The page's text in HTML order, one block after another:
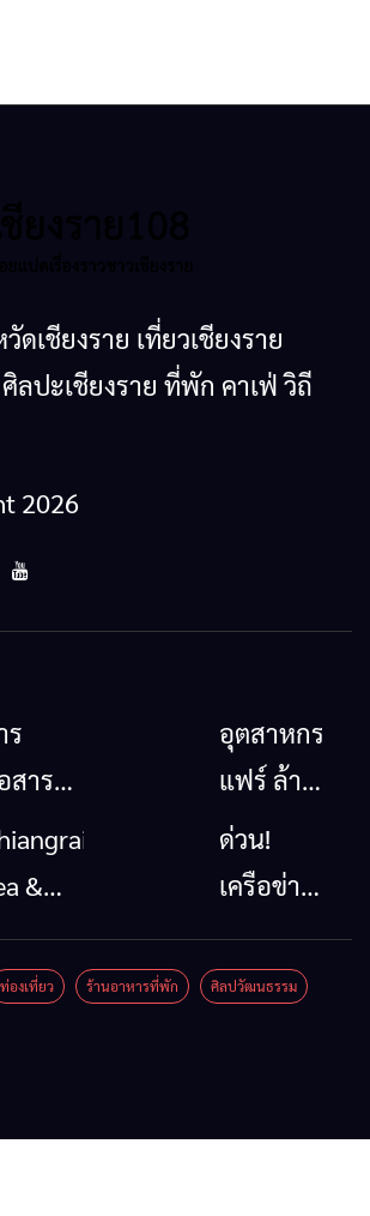
ดเชียงราย เที่ยวเชียงราย
ลปะเชียงราย ที่พัก คาเฟ่ วิถี
2026
ร
สาร
รคมนาคม
ณีภัย
ยงราย
อ
อุตสาหกรรม
แฟร์ ล้าน
นาตะวัน
ออก
รวมของดี
สินค้าเด่น
&
ด่วน!
เครือข่าย
ลุ่มน้ำกก
ยื่น 5 ข้อ
ท่องเที่ยว ร้านอาหารที่พัก ศิลปวัฒนธรรม